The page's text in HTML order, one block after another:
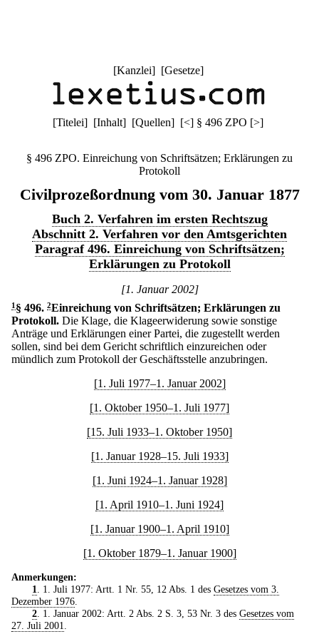
[Kanzlei] [Gesetze]
[Titelei] [Inhalt] [Quellen] [<] § 496 ZPO [>]
§ 496 ZPO. Einreichung von Schriftsätzen; Erklärungen zu
Protokoll
Civilprozeßordnung vom 30. Januar 1877
Buch 2. Verfahren im ersten Rechtszug
Abschnitt 2. Verfahren vor den Amtsgerichten
Paragraf 496. Einreichung von Schriftsätzen;
Erklärungen zu Protokoll
[1. Januar 2002]
1 § 496. 2Einreichung von Schriftsätzen; Erklärungen zu
Protokoll. Die Klage, die Klageerwiderung sowie sonstige
Anträge und Erklärungen einer Partei, die zugestellt werden
sollen, sind bei dem Gericht schriftlich einzureichen oder
mündlich zum Protokoll der Geschäftsstelle anzubringen.
[1. Juli 1977–1. Januar 2002]
[1. Oktober 1950–1. Juli 1977]
[15. Juli 1933–1. Oktober 1950]
[1. Januar 1928–15. Juli 1933]
[1. Juni 1924–1. Januar 1928]
[1. April 1910–1. Juni 1924]
[1. Januar 1900–1. April 1910]
[1. Oktober 1879–1. Januar 1900]
Anmerkungen:
1
. 1. Juli 1977: Artt. 1 Nr. 55, 12 Abs. 1 des Gesetzes vom 3.
Dezember 1976
2. 1. Januar 2002: Artt. 2 Abs. 2 S. 3, 53 Nr. 3 des Gesetzes vom
27. Juli 2001